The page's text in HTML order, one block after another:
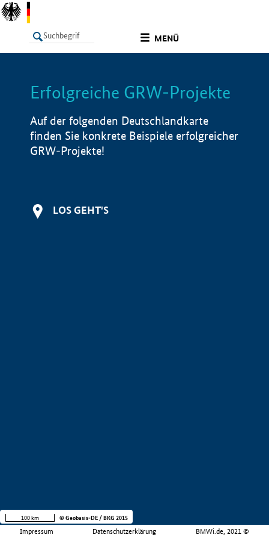
MENÜ
LISTE Info
Erfolgreiche GRW-Projekte
Auf der folgenden Deutschlandkarte
finden Sie konkrete Beispiele erfolgreicher
GRW-Projekte!
LOS GEHT'S
Impressum Datenschutzerklärung BMWi.de, 2021 ©
100 km © Geobasis-DE / BKG 2015